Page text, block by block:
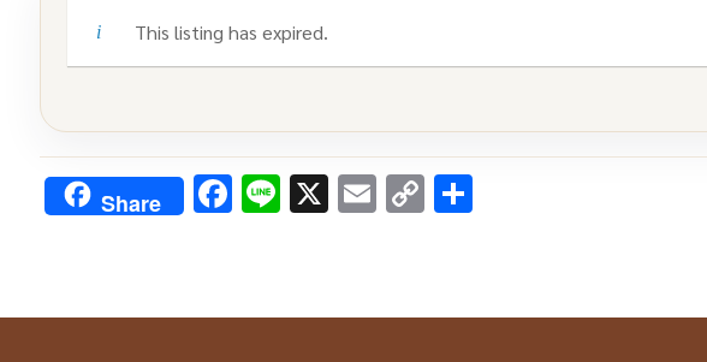
This listing has expired.
Share Facebook
Line
X Email
Copy